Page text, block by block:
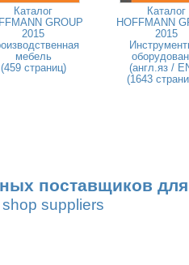
Каталог
GROUP
2015
мебель
(459 страниц)
Каталог
HOFFMANN
2015
(англ.яз /
(1643
поставщиков
suppliers